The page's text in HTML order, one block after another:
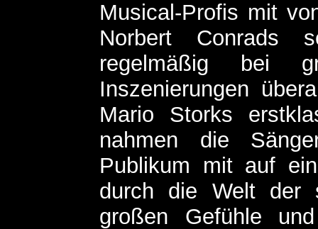
Musical-Profis mit
Norbert Conrads
regelmäßig bei
Inszenierungen
Mario Storks
nahmen die
Publikum mit auf
durch die Welt der
großen Gefühle